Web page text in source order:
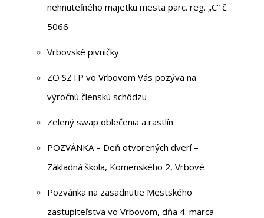
nehnuteľného majetku mesta parc. reg. „C“ č.
5066
Vrbovské pivničky
ZO SZTP vo Vrbovom Vás pozýva na
výročnú členskú schôdzu
Zelený swap oblečenia a rastlín
POZVÁNKA – Deň otvorených dverí –
Základná škola, Komenského 2, Vrbové
Pozvánka na zasadnutie Mestského
zastupiteľstva vo Vrbovom, dňa 4. marca